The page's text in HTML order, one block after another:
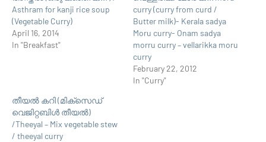
Asthram for kanji rice soup
(Vegetable Curry)
April 16, 2014
In "Breakfast"
curry (curry from curd /
Butter milk)- Kerala sadya
Moru curry- Onam sadya
morru curry – vellarikka moru
curry
February 22, 2012
In "Curry"
തീയല്‍ കറി (മിക്സെഡ്
വെജിറ്റബിള്‍ തീയല്‍)
/Theeyal – Mix vegetable stew
/ theeyal curry